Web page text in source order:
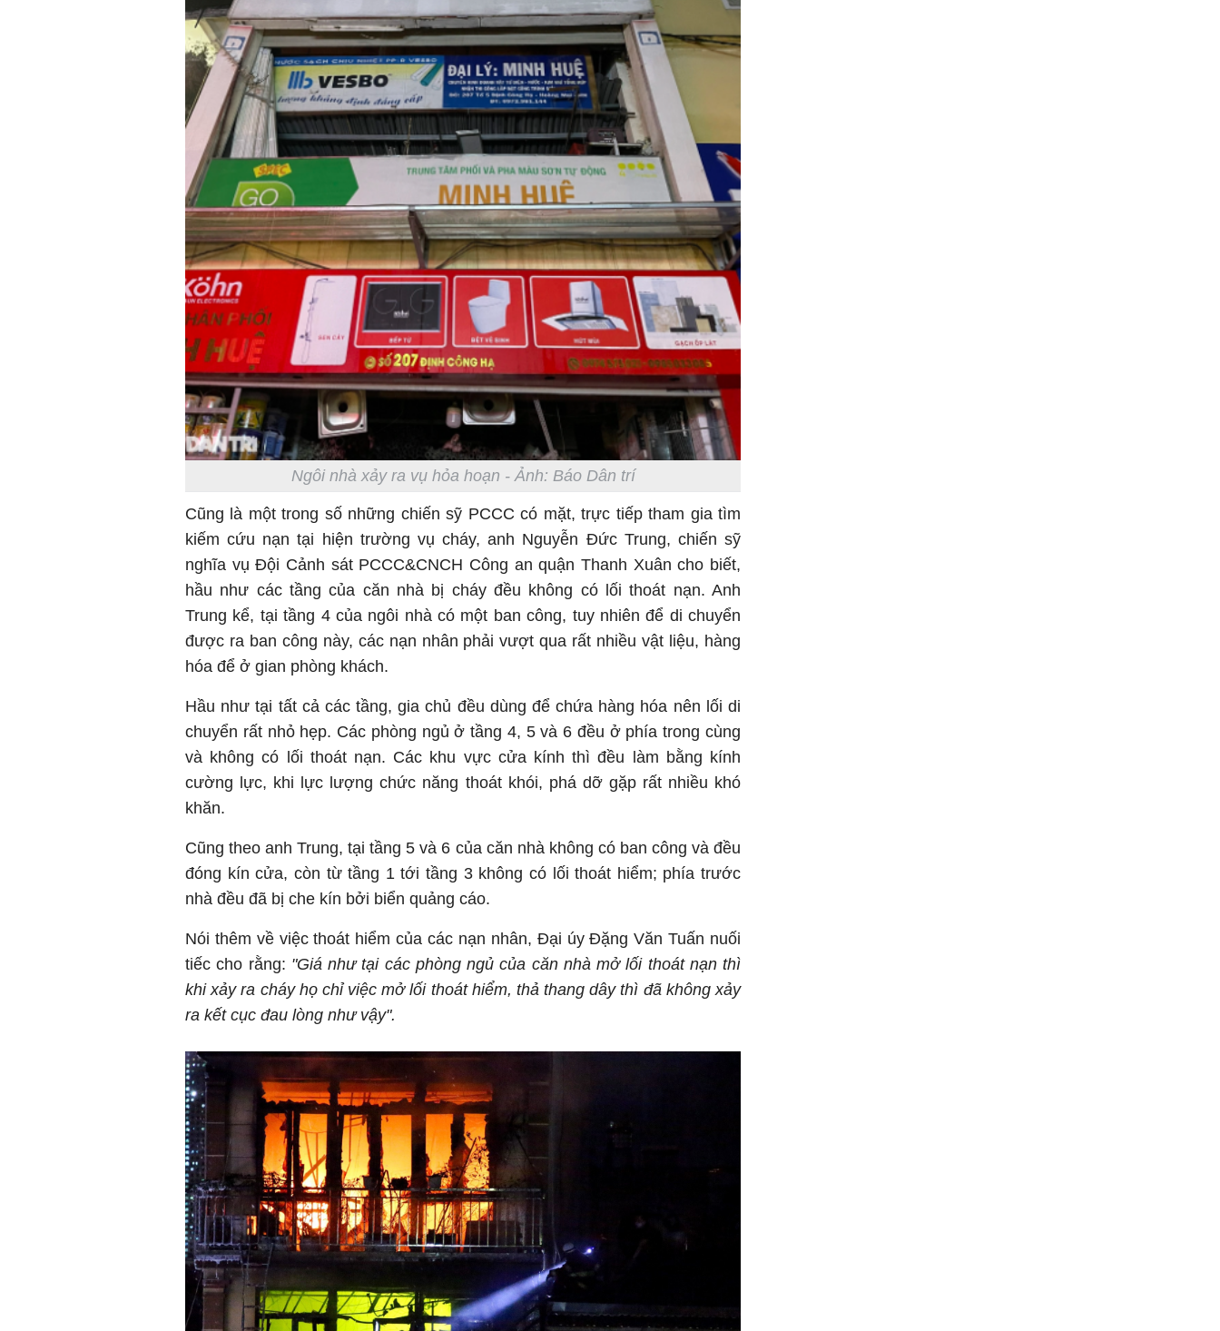
Ngôi nhà xảy ra vụ hỏa hoạn - Ảnh: Báo Dân trí
Cũng là một trong số những chiến sỹ PCCC có mặt, trực tiếp tham gia tìm
kiếm cứu nạn tại hiện trường vụ cháy, anh Nguyễn Đức Trung, chiến sỹ
nghĩa vụ Đội Cảnh sát PCCC&CNCH Công an quận Thanh Xuân cho biết,
hầu như các tầng của căn nhà bị cháy đều không có lối thoát nạn. Anh
Trung kể, tại tầng 4 của ngôi nhà có một ban công, tuy nhiên để di chuyển
được ra ban công này, các nạn nhân phải vượt qua rất nhiều vật liệu, hàng
hóa để ở gian phòng khách.
Hầu như tại tất cả các tầng, gia chủ đều dùng để chứa hàng hóa nên lối di
chuyển rất nhỏ hẹp. Các phòng ngủ ở tầng 4, 5 và 6 đều ở phía trong cùng
và không có lối thoát nạn. Các khu vực cửa kính thì đều làm bằng kính
cường lực, khi lực lượng chức năng thoát khói, phá dỡ gặp rất nhiều khó
khăn.
Cũng theo anh Trung, tại tầng 5 và 6 của căn nhà không có ban công và đều
đóng kín cửa, còn từ tầng 1 tới tầng 3 không có lối thoát hiểm; phía trước
nhà đều đã bị che kín bởi biển quảng cáo.
Nói thêm về việc thoát hiểm của các nạn nhân, Đại úy Đặng Văn Tuấn nuối
tiếc cho rằng: "Giá như tại các phòng ngủ của căn nhà mở lối thoát nạn thì
khi xảy ra cháy họ chỉ việc mở lối thoát hiểm, thả thang dây thì đã không xảy
ra kết cục đau lòng như vậy".